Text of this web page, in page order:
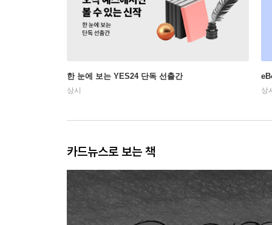
한 눈에 보는 YES24 단독 선출간
상시 상
카드뉴스로 보는 책